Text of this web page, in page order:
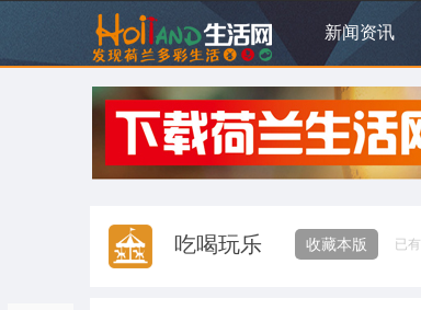
新闻资讯
吃喝玩乐 收藏本版 已有